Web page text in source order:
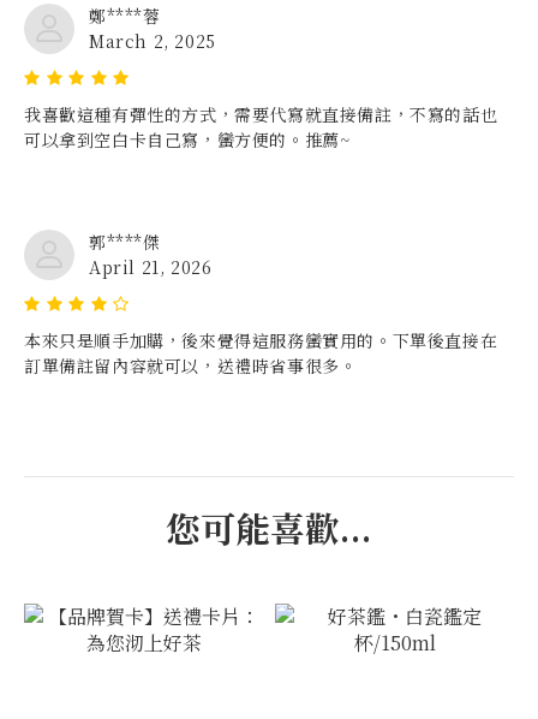
鄭****蓉
March 2, 2025
我喜歡這種有彈性的方式，需要代寫就直接備註，不寫的話也
可以拿到空白卡自己寫，蠻方便的。推薦~
郭****傑
April 21, 2026
本來只是順手加購，後來覺得這服務蠻實用的。下單後直接在
訂單備註留內容就可以，送禮時省事很多。
您可能喜歡...